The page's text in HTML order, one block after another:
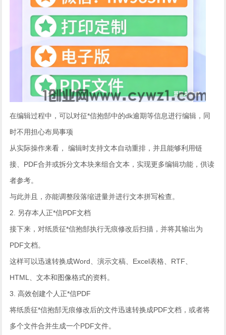
在编辑过程中，可以对征*信抱郜中的dk逾期等信息进行编辑，同
时不用担心布局事项
从实际操作来看， 编辑时支持文本自动重排，并且能够利用链
接、PDF合并或拆分文本块来组合文本，实现更多编辑功能，供读
者参考。
与此并且，亦能调整段落缩进量并进行文本拼写检查。
2. 另存本人正*信PDF文档
接下来，对纸质征*信抱郜执行无痕修改后扫描，并将其输出为
PDF文档。
这样可以迅速转换成Word、演示文稿、Excel表格、RTF、
HTML、文本和图像格式的资料。
3. 高效创建个人正*信PDF
将纸质征*信抱郜无痕修改后的文件迅速转换成PDF文档，或者将
多个文件合并生成一个PDF文件。